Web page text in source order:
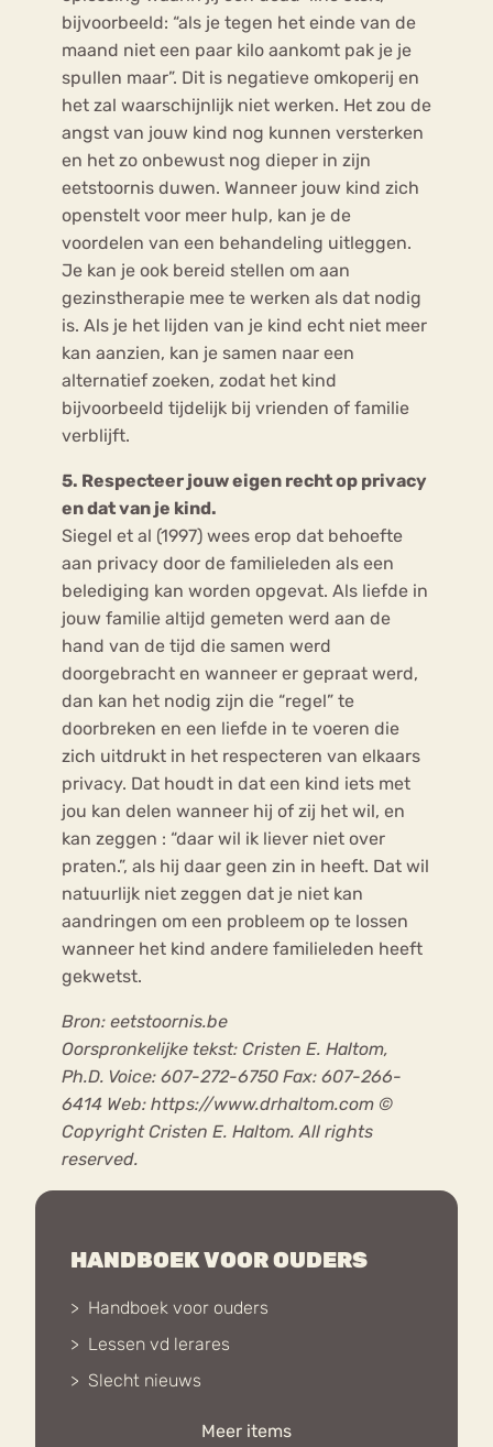
HANDBOEK VOOR OUDERS
Handboek voor ouders
Lessen vd lerares
Slecht nieuws
Meer items
bijvoorbeeld: “als je tegen het einde van de
maand niet een paar kilo aankomt pak je je
spullen maar”. Dit is negatieve omkoperij en
het zal waarschijnlijk niet werken. Het zou de
angst van jouw kind nog kunnen versterken
en het zo onbewust nog dieper in zijn
eetstoornis duwen. Wanneer jouw kind zich
openstelt voor meer hulp, kan je de
voordelen van een behandeling uitleggen.
Je kan je ook bereid stellen om aan
gezinstherapie mee te werken als dat nodig
is. Als je het lijden van je kind echt niet meer
kan aanzien, kan je samen naar een
alternatief zoeken, zodat het kind
bijvoorbeeld tijdelijk bij vrienden of familie
verblijft.
5. Respecteer jouw eigen recht op privacy
en dat van je kind.
Siegel et al (1997) wees erop dat behoefte
aan privacy door de familieleden als een
belediging kan worden opgevat. Als liefde in
jouw familie altijd gemeten werd aan de
hand van de tijd die samen werd
doorgebracht en wanneer er gepraat werd,
dan kan het nodig zijn die “regel” te
doorbreken en een liefde in te voeren die
zich uitdrukt in het respecteren van elkaars
privacy. Dat houdt in dat een kind iets met
jou kan delen wanneer hij of zij het wil, en
kan zeggen : “daar wil ik liever niet over
praten.”, als hij daar geen zin in heeft. Dat wil
natuurlijk niet zeggen dat je niet kan
aandringen om een probleem op te lossen
wanneer het kind andere familieleden heeft
gekwetst.
Bron: eetstoornis.be
Oorspronkelijke tekst: Cristen E. Haltom,
Ph.D. Voice: 607-272-6750 Fax: 607-266-
6414 Web: https://www.drhaltom.com ©
Copyright Cristen E. Haltom. All rights
reserved.